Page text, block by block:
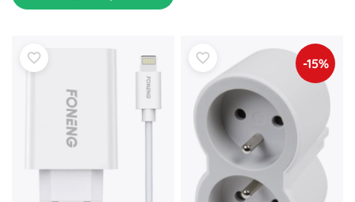
-15%